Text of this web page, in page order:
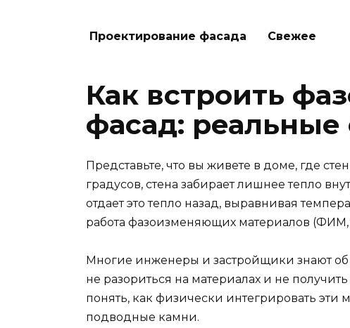
Проектирование фасада Свежее
Как встроить
фасад:
Представьте, что вы живете в доме, где
градусов, стена забирает лишнее тепло
отдает это тепло назад, выравнивая
работа фазоизменяющих материалов
Многие инженеры и застройщики знают об
не разориться на материалах и не
понять, как физически интегрировать эти
подводные камни.